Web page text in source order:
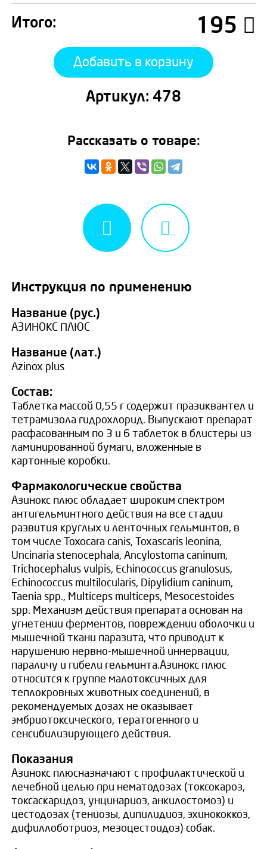
Итого: 195
Добавить в корзину
Артикул: 478
Рассказать о товаре:
Инструкция по применению
Название (рус.)
АЗИНОКС ПЛЮС
Название (лат.)
Azinox plus
Состав:
Таблетка массой 0,55 г содержит празиквантел и
тетрамизола гидрохлорид. Выпускают препарат
расфасованным по 3 и 6 таблеток в блистеры из
ламинированной бумаги, вложенные в
картонные коробки.
Фармакологические свойства
Азинокс плюс обладает широким спектром
антигельминтного действия на все стадии
развития круглых и ленточных гельминтов, в
том числе Toxocara canis, Toxascaris leonina,
Uncinaria stenocephala, Ancylostoma caninum,
Trichocephalus vulpis, Echinococcus granulosus,
Echinococcus multilocularis, Dipylidium caninum,
Taenia spp., Multiceps multiceps, Mesocestoides
spp. Механизм действия препарата основан на
угнетении ферментов, повреждении оболочки и
мышечной ткани паразита, что приводит к
нарушению нервно-мышечной иннервации,
параличу и гибели гельминта.Азинокс плюс
относится к группе малотоксичных для
теплокровных животных соединений, в
рекомендуемых дозах не оказывает
эмбриотоксического, тератогенного и
сенсибилизирующего действия.
Показания
Азинокс плюсназначают с профилактической и
лечебной целью при нематодозах (токсокароз,
токсаскаридоз, унцинариоз, анкилостомоз) и
цестодозах (тениозы, дипилидиоз, эхинококкоз,
дифиллоботриоз, мезоцестоидоз) собак.